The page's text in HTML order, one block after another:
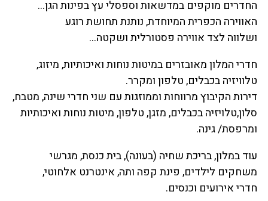
החדרים מוקפים במדשאות וספסלי עץ בפינות הגן…
האווירה הכפרית המיוחדת, נותנת תחושת רוגע
ושלווה לצד אווירה פסטורלית ושקטה…
חדרי המלון מאובזרים במיטות נוחות ואיכותיות, מיזוג,
טלוויזיה בכבלים, טלפון ומקרר.
דירות הקיבוץ מרווחות וממוזגות עם שני חדרי שינה, מטבח,
סלון,טלויזיה בכבלים, מזגן, טלפון, מיטות נוחות ואיכותיות
ומרפסת/ גינה.
עוד במלון, בריכת שחיה (בעונה), בית כנסת, מגרשי
משחקים לילדים, פינת קפה ותה, אינטרנט אלחוטי,
חדרי אירועים וכנסים.